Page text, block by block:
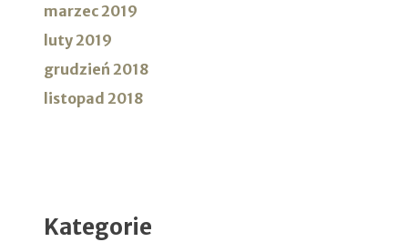
marzec 2019
luty 2019
grudzień 2018
listopad 2018
Kategorie